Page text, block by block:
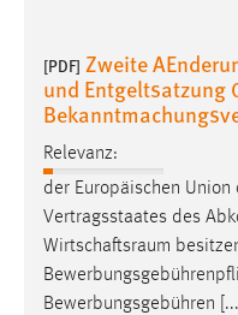
[PDF] Zweite
und Entgeltsatzung
Relevanz:
der Europäischen
Vertragsstaates des
Wirtschaftsraum
Bewerbungsgebühren
Facebook Pixel
Name:
_fbp
Anbieter:
Facebook
Zweck:
Conversion-Tracking